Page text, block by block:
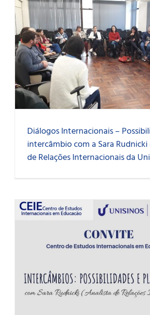
Diálogos Internacionais –
intercâmbio com a Sara
de Relações Internacionais da